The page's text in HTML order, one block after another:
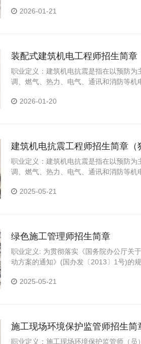
制性标准的情况，以及涉及结构安全检测
2026-01-21
装配式建筑机电工程师招生简章
职业定义：建筑机电抗震是指在以预防
调、燃气、热力、电气、通讯和消防等
2026-01-20
建筑机电抗震工程师招生简章（
职业定义：建筑机电抗震是指在以预防
调、燃气、热力、电气、通讯和消防等
理方便。 建筑机电抗震工程师是为适应
2025-05-21
绿色施工管理师招生简章
职业定义: 为贯彻落实《国务院办公厅关
动方案的通知》(国办发〔2013〕1号)的
对全球气候变化，建设资源节约型、环境
2025-05-21
施工现场环境保护监管师招生简
职业定义：施工现场环境保护监管师（